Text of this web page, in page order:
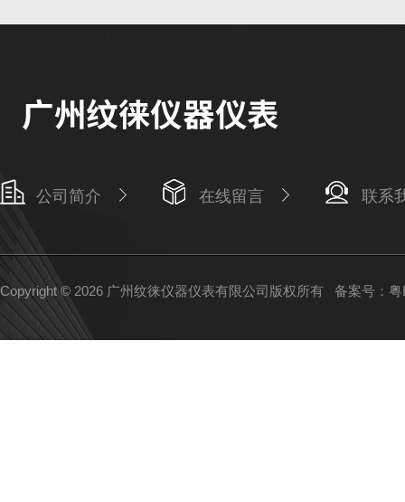
公司简介 在线留言 联系
Copyright © 2026 广州纹徕仪器仪表有限公司版权所有 备案号：